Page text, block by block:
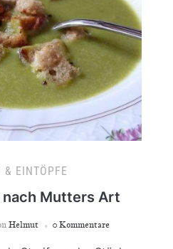
& EINTÖPFE
Mutters Art
Helmut 0 Kommentare